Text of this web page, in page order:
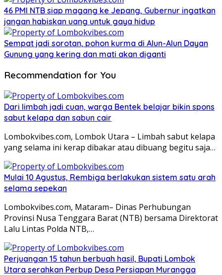
46 PMI NTB siap magang ke Jepang, Gubernur ingatkan
jangan habiskan uang untuk gaya hidup
Sempat jadi sorotan, pohon kurma di Alun-Alun Dayan
Gunung yang kering dan mati akan diganti
Recommendation for You
Dari limbah jadi cuan, warga Bentek belajar bikin spons
sabut kelapa dan sabun cair
Lombokvibes.com, Lombok Utara – Limbah sabut kelapa
yang selama ini kerap dibakar atau dibuang begitu saja…
Mulai 10 Agustus, Rembiga berlakukan sistem satu arah
selama sepekan
Lombokvibes.com, Mataram– Dinas Perhubungan
Provinsi Nusa Tenggara Barat (NTB) bersama Direktorat
Lalu Lintas Polda NTB,…
Perjuangan 15 tahun berbuah hasil, Bupati Lombok
Utara serahkan Perbup Desa Persiapan Murangga